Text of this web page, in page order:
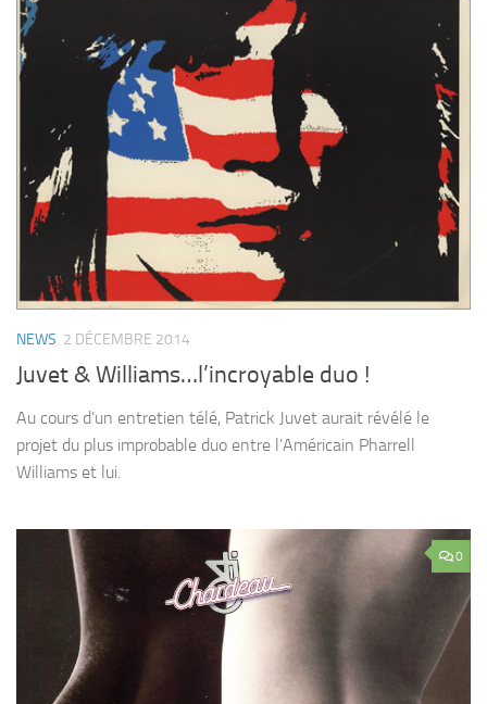
NEWS 2 DÉCEMBRE 2014
Juvet & Williams…l’incroyable duo !
Au cours d’un entretien télé, Patrick Juvet aurait révélé le
projet du plus improbable duo entre l’Américain Pharrell
Williams et lui.
0